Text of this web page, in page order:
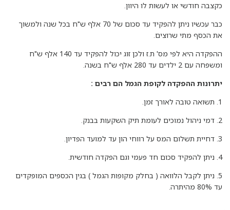
כקצבה חודשי או לעשות לו היוון.
כבר עכשיו ניתן להפקיד עד סכום של 70 אלף ש"ח בכל שנה ולמשוך
את הכסף מתי שרוצים.
ההפקדה היא לפי מס' ת.ז ולכן זוג יכול להפקיד עד 140 אלף ש"ח
ומשפחה עם 2 ילדים עד 280 אלף ש"ח בשנה.
יתרונות ההפקדה לקופת הגמל הם רבים :
1. תשואה טובה לאורך זמן.
2. דמי ניהול נמוכים לעומת תיק השקעות בבנק.
3. דחיית תשלום המס על רווחי הון עד למועד הפדיון.
4. ניתן להפקיד סכום חד פעמי וגם הפקדה חודשית.
5. ניתן לקבל הלוואה ( בחלק מקופות הגמל ) בגין הכספים המופקדים
עד 80% מהיתרה.